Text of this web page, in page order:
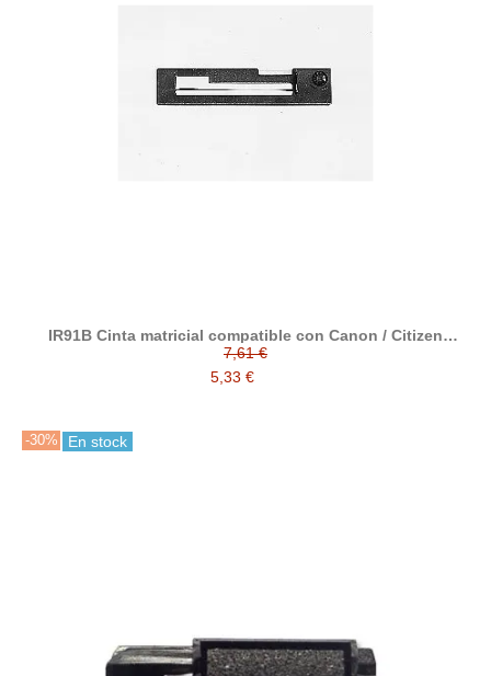
IR91B Cinta matricial compatible con Canon / Citizen
3000101-CBM910 (pack5 ud)
7,61 €
5,33 €
-30% En stock